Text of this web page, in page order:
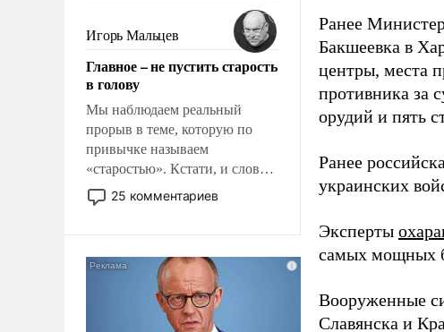
консультирует Киев, пришла в
голову мысль: хорошо бы
продемонстрировать, что
Украина вступила в
вооруженное противостояние
с Ираном.
Игорь Мальцев
Главное – не пустить старость
в голову
Мы наблюдаем реальный
прорыв в теме, которую по
привычке называем
«старостью». Кстати, и слово-
то это уже стараются не
использовать – так же, как
что оно уже несет негативные
коннотации.
25 комментариев
Ранее
Бакшеевка в
центры, места
противника за
орудий и пять
Ранее
украинских
Эксперты
самых мощных
Вооруженные
Славянска и